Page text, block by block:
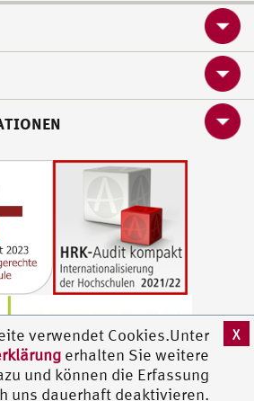
verwendet Cookies.Unter
erhalten Sie weitere
und können die Erfassung
uns dauerhaft deaktivieren.
X